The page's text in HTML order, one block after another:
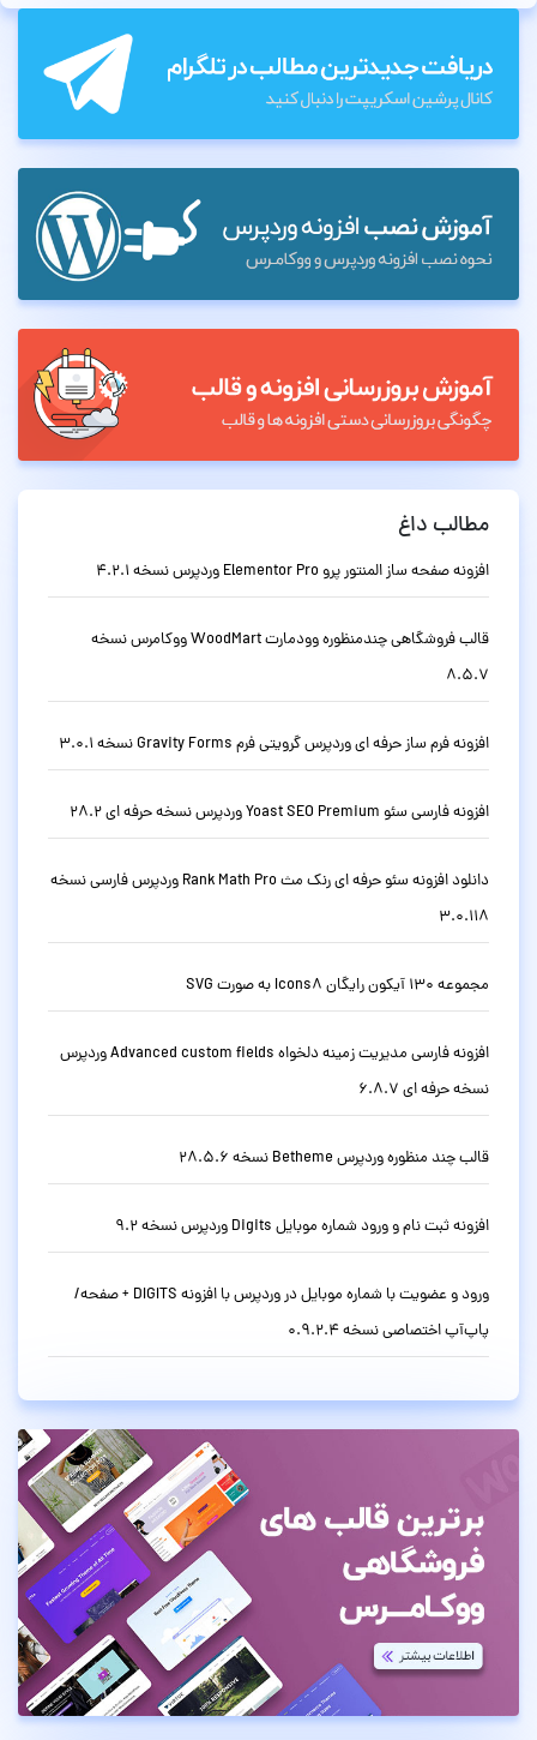
مطالب داغ
افزونه صفحه ساز المنتور پرو Elementor Pro وردپرس نسخه 4.2.1
قالب فروشگاهی چندمنظوره وودمارت WoodMart ووکامرس نسخه
8.5.7
افزونه فرم ساز حرفه ای وردپرس گرویتی فرم Gravity Forms نسخه 3.0.1
افزونه فارسی سئو Yoast SEO Premium وردپرس نسخه حرفه ای 28.2
دانلود افزونه سئو حرفه ای رنک مث Rank Math Pro وردپرس فارسی نسخه
3.0.118
مجموعه 130 آیکون رایگان Icons8 به صورت SVG
افزونه فارسی مدیریت زمینه دلخواه Advanced custom fields وردپرس
نسخه حرفه ای 6.8.7
قالب چند منظوره وردپرس Betheme نسخه 28.5.6
افزونه ثبت نام و ورود شماره موبایل Digits وردپرس نسخه 9.2
ورود و عضویت با شماره موبایل در وردپرس با افزونه DIGITS + صفحه/
پاپ‌آپ اختصاصی نسخه 0.9.2.4